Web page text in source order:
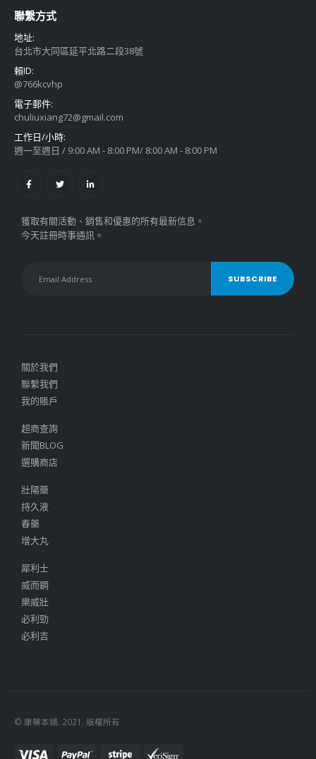
聯繫方式
地址:
台北市大同區延平北路二段38號
賴ID:
@766kcvhp
電子郵件:
chuliuxiang72@gmail.com
工作日/小時:
週一至週日 / 9:00 AM - 8:00 PM/ 8:00 AM - 8:00 PM
獲取有關活動、銷售和優惠的所有最新信息。
今天註冊時事通訊。
關於我們
聯繫我們
我的賬戶
超商查詢
新聞BLOG
選購商店
壯陽藥
持久液
春藥
增大丸
犀利士
威而鋼
樂威壯
必利勁
必利吉
© 康藥本鋪. 2021. 版權所有